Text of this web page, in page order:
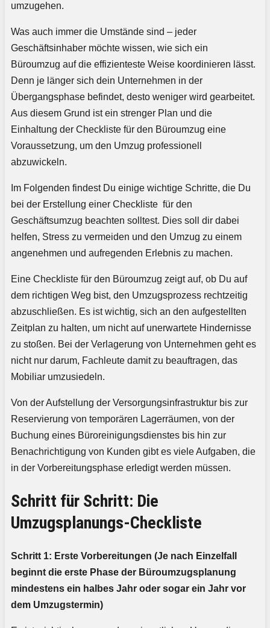
umzugehen.
Was auch immer die Umstände sind – jeder
Geschäftsinhaber möchte wissen, wie sich ein
Büroumzug auf die effizienteste Weise koordinieren lässt.
Denn je länger sich dein Unternehmen in der
Übergangsphase befindet, desto weniger wird gearbeitet.
Aus diesem Grund ist ein strenger Plan und die
Einhaltung der Checkliste für den Büroumzug eine
Voraussetzung, um den Umzug professionell
abzuwickeln.
Im Folgenden findest Du einige wichtige Schritte, die Du
bei der Erstellung einer Checkliste für den
Geschäftsumzug beachten solltest. Dies soll dir dabei
helfen, Stress zu vermeiden und den Umzug zu einem
angenehmen und aufregenden Erlebnis zu machen.
Eine Checkliste für den Büroumzug zeigt auf, ob Du auf
dem richtigen Weg bist, den Umzugsprozess rechtzeitig
abzuschließen. Es ist wichtig, sich an den aufgestellten
Zeitplan zu halten, um nicht auf unerwartete Hindernisse
zu stoßen. Bei der Verlagerung von Unternehmen geht es
nicht nur darum, Fachleute damit zu beauftragen, das
Mobiliar umzusiedeln.
Von der Aufstellung der Versorgungsinfrastruktur bis zur
Reservierung von temporären Lagerräumen, von der
Buchung eines Büroreinigungsdienstes bis hin zur
Benachrichtigung von Kunden gibt es viele Aufgaben, die
in der Vorbereitungsphase erledigt werden müssen.
Schritt für Schritt: Die
Umzugsplanungs-Checkliste
Schritt 1: Erste Vorbereitungen (Je nach Einzelfall
beginnt die erste Phase der Büroumzugsplanung
mindestens ein halbes Jahr oder sogar ein Jahr vor
dem Umzugstermin)